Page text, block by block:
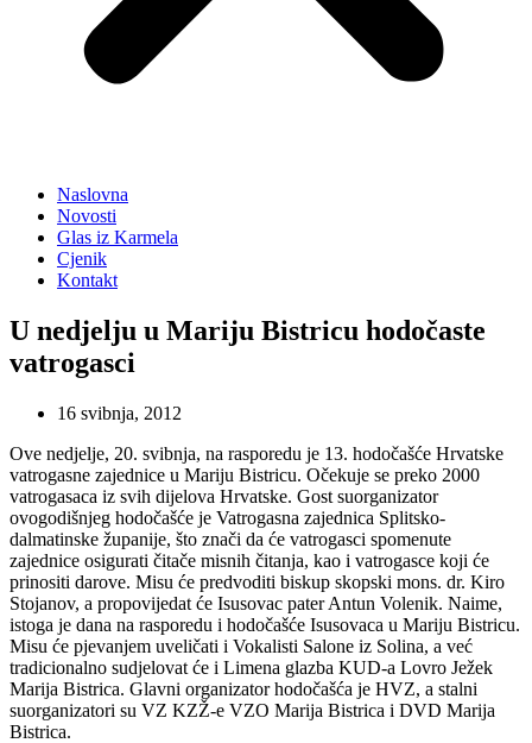
Naslovna
Novosti
Glas iz Karmela
Cjenik
Kontakt
U nedjelju u Mariju Bistricu hodočaste
vatrogasci
16 svibnja, 2012
Ove nedjelje, 20. svibnja, na rasporedu je 13. hodočašće Hrvatske
vatrogasne zajednice u Mariju Bistricu. Očekuje se preko 2000
vatrogasaca iz svih dijelova Hrvatske. Gost suorganizator
ovogodišnjeg hodočašće je Vatrogasna zajednica Splitsko-
dalmatinske županije, što znači da će vatrogasci spomenute
zajednice osigurati čitače misnih čitanja, kao i vatrogasce koji će
prinositi darove. Misu će predvoditi biskup skopski mons. dr. Kiro
Stojanov, a propovijedat će Isusovac pater Antun Volenik. Naime,
istoga je dana na rasporedu i hodočašće Isusovaca u Mariju Bistricu.
Misu će pjevanjem uveličati i Vokalisti Salone iz Solina, a već
tradicionalno sudjelovat će i Limena glazba KUD-a Lovro Ježek
Marija Bistrica. Glavni organizator hodočašća je HVZ, a stalni
suorganizatori su VZ KZŽ-e VZO Marija Bistrica i DVD Marija
Bistrica.